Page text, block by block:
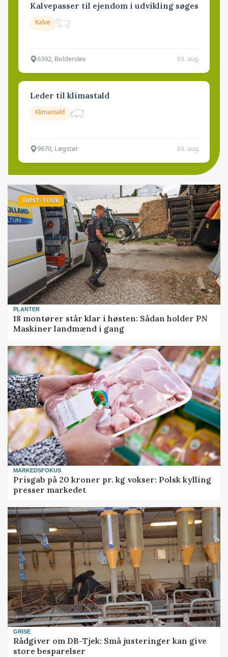
Kalvepasser til ejendom i udvikling søges
Kalve
6392, Bolderslev 03. aug.
Leder til klimastald
Klimastald
9670, Løgstør 03. aug.
HØST-TOUR
PLANTER
18 montører står klar i høsten: Sådan holder PN
Maskiner landmænd i gang
MARKEDSFOKUS
Prisgab på 20 kroner pr. kg vokser: Polsk kylling
presser markedet
GRISE
Rådgiver om DB-Tjek: Små justeringer kan give
store besparelser